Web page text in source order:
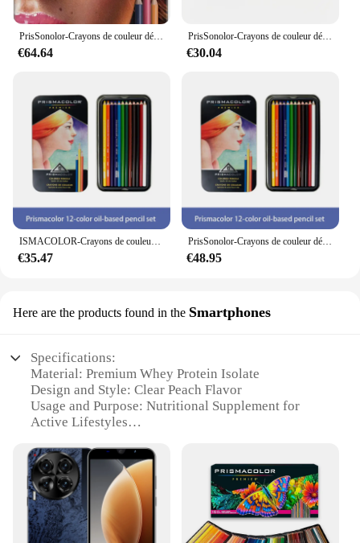
PrisSonolor-Crayons de couleur détendus originaux, fournitures d'art pour le dessin, l'esquisse, la coloration adulte, 18 boîtes, 36 couleurs, 72 couleurs, 150 couleurs
€64.64
PrisSonolor-Crayons de couleur détendus, noyau souple, fournitures d'art, ensemble de crayons à dessin, couleurs professionnelles, 12 paquets, 48 paquets, 72 paquets
€30.04
ISMACOLOR-Crayons de couleur à base d'huile de Prisma, fournitures artistiques détendues pour dessin, croquis, coloriage pour adultes, crayon à documents à noyau souple
€35.47
PrisSonolor-Crayons de couleur décontractés, noyau optique doux, matériel de dessin résistant à la lumière, couleurs à l'huile, USA, 12 couleurs, 24 couleurs, 48 couleurs, 72 couleurs, 132/150 couleurs
€48.95
Here are the products found in the Smartphones
Specifications:
Material: Premium Whey Protein Isolate
Design and Style: Clear Peach Flavor
Usage and Purpose: Nutritional Supplement for
Active Lifestyles
Shape or Size: 11 fl oz Bottle
Typical Adaptive Scenario: On-the-Go Refueling
for Fitness Enthusiasts
Features:
|Vendors|